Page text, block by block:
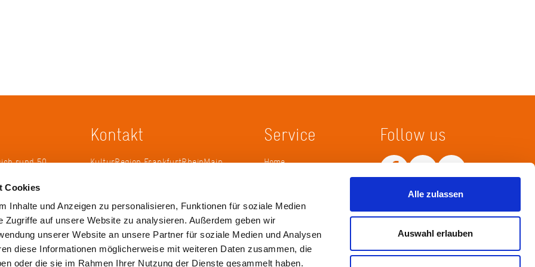
Cookies
Inhalte und Anzeigen zu personalisieren, Funktionen für soziale Medien
Zugriffe auf unsere Website zu analysieren. Außerdem geben wir
unserer Website an unsere Partner für soziale Medien und Analysen
diese Informationen möglicherweise mit weiteren Daten zusammen, die
oder die sie im Rahmen Ihrer Nutzung der Dienste gesammelt haben.
Alle zulassen
Auswahl erlauben
rund 50
2005 die
zu
Kontakt
KulturRegion FrankfurtRheinMain
Tel.: +49 69 2577-1700
Fax: +49 69 2577-1750
E-Mail:info@krfrm.de
Service
Home
Follow us
Netiquette